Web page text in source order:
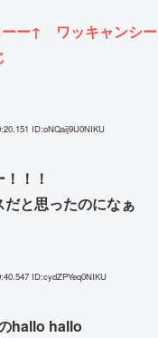
ー↑ ワッキャンシー
ID:oNQaij9U0NIKU
！！
と思ったのになぁ
ID:cydZPYeq0NIKU
hallo hallo